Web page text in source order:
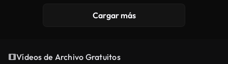
Cargar más
Vídeos de Archivo Gratuitos